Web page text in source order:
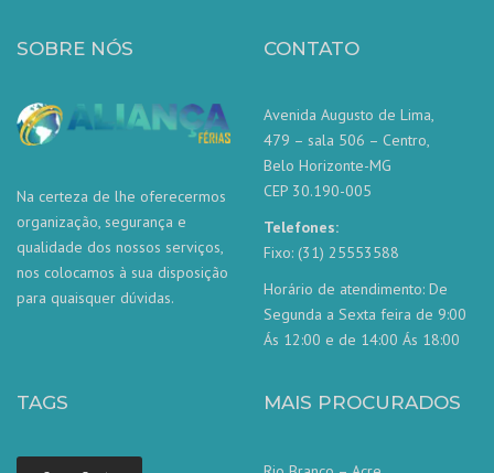
SOBRE NÓS
Na certeza de lhe oferecermos
organização, segurança e
qualidade dos nossos serviços,
nos colocamos à sua disposição
para quaisquer dúvidas.
CONTATO
Avenida Augusto de Lima,
479 – sala 506 – Centro,
Belo Horizonte-MG
CEP 30.190-005
Telefones:
Fixo: (31) 25553588
Horário de atendimento: De
Segunda a Sexta feira de 9:00
Ás 12:00 e de 14:00 Ás 18:00
TAGS MAIS PROCURADOS